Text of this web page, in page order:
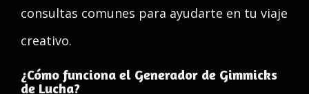
consultas comunes para ayudarte en tu viaje
creativo.
¿Cómo funciona el Generador de Gimmicks
de Lucha?